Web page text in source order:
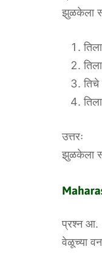
झुळकेला
उत्तरः
झुळकेला
प्रश्न आ.
वेळूच्या